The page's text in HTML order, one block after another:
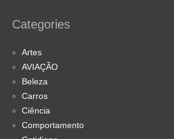
Categories
Artes
AVIAÇÃO
Beleza
Carros
Ciência
Comportamento